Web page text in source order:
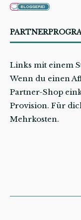
Links mit einem
Wenn du einen
Partner-Shop
Provision. Für
Mehrkosten.